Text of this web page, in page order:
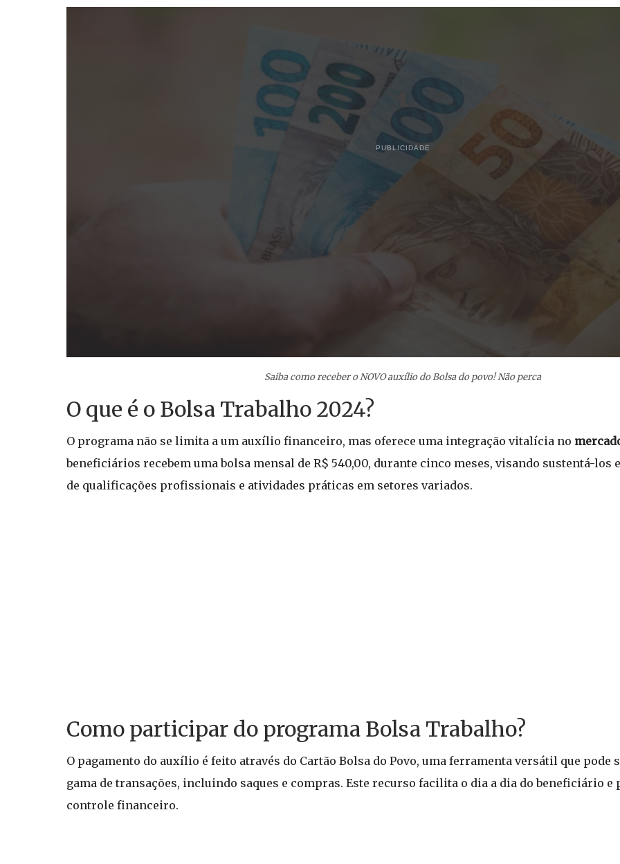
PUBLICIDADE
Saiba como receber o NOVO auxílio do Bolsa do povo! Não perca
O que é o Bolsa Trabalho 2024?
O programa não se limita a um auxílio financeiro, mas oferece uma integração vitalícia no
beneficiários recebem uma bolsa mensal de R$ 540,00, durante cinco meses, visando sustentá-
de qualificações profissionais e atividades práticas em setores variados.
Como participar do programa Bolsa Trabalho?
O pagamento do auxílio é feito através do Cartão Bolsa do Povo, uma ferramenta versátil que pode
gama de transações, incluindo saques e compras. Este recurso facilita o dia a dia do beneficiário
controle financeiro.